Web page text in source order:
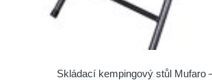
Skládací kempingový stůl Mufaro